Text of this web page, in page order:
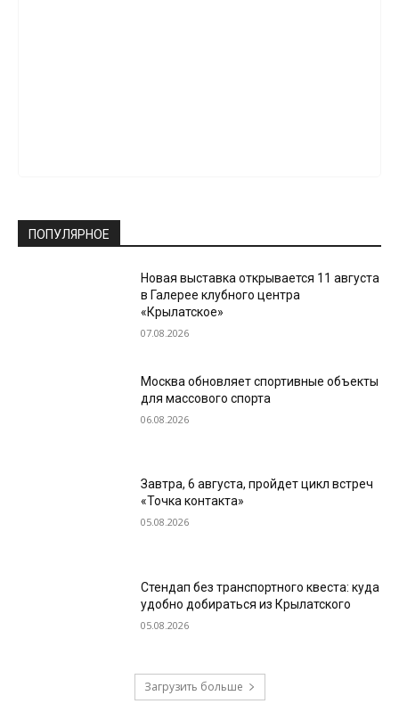
ПОПУЛЯРНОЕ
Новая выставка открывается 11 августа
в Галерее клубного центра
«Крылатское»
07.08.2026
Москва обновляет спортивные объекты
для массового спорта
06.08.2026
Завтра, 6 августа, пройдет цикл встреч
«Точка контакта»
05.08.2026
Стендап без транспортного квеста: куда
удобно добираться из Крылатского
05.08.2026
Загрузить больше